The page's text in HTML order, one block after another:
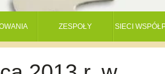
ZESPOŁY SIECI